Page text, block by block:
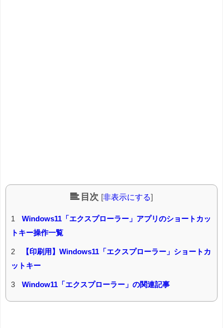
目次 [非表示にする]
1
Windows11「エクスプローラー」アプリのショートカッ
トキー操作一覧
2
【印刷用】Windows11「エクスプローラー」ショートカ
ットキー
3 Window11「エクスプローラー」の関連記事